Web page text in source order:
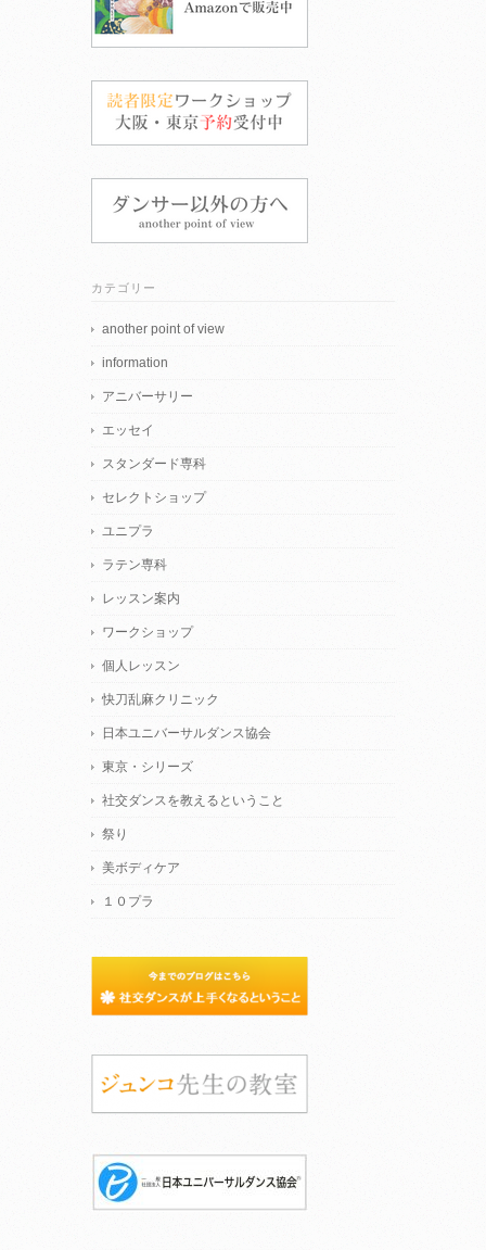
カテゴリー
another point of view
information
アニバーサリー
エッセイ
スタンダード専科
セレクトショップ
ユニプラ
ラテン専科
レッスン案内
ワークショップ
個人レッスン
快刀乱麻クリニック
日本ユニバーサルダンス協会
東京・シリーズ
社交ダンスを教えるということ
祭り
美ボディケア
１０プラ